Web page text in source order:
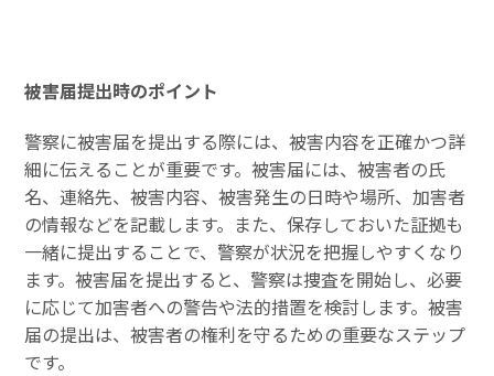
被害届提出時のポイント
警察に被害届を提出する際には、被害内容を正確かつ詳
細に伝えることが重要です。被害届には、被害者の氏
名、連絡先、被害内容、被害発生の日時や場所、加害者
の情報などを記載します。また、保存しておいた証拠も
一緒に提出することで、警察が状況を把握しやすくなり
ます。被害届を提出すると、警察は捜査を開始し、必要
に応じて加害者への警告や法的措置を検討します。被害
届の提出は、被害者の権利を守るための重要なステップ
です。